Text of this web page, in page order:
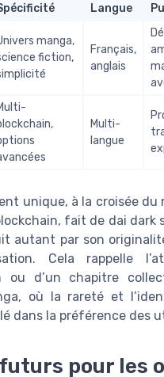
Langue
manga,
fiction,
Français,
anglais
Multi-
langue
unique, à la croisée du
fait de dai dark
autant par son
Cela rappelle
ou d’un chapitre
où la rareté et
dans la préférence des
pour les